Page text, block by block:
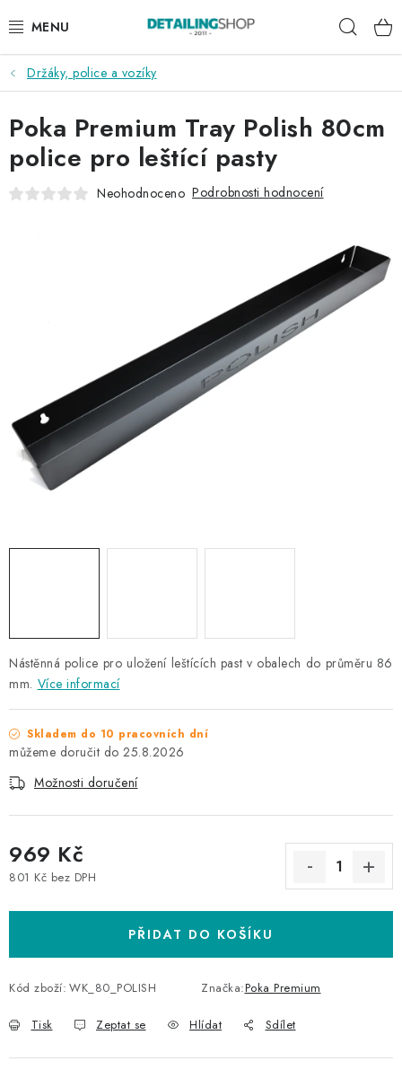
na
AKCE
NOVINKY
EXTERIÉR
NAŠE SLUŽBY
KONTAKTY
PRODÁVANÉ ZNAČKY
BYDLENÍ
Držáky, police a vozíky
Nástěnná police pro uložení leštících past v obalech do průměru 86
mm. Více informací
Skladem do 10 pracovních dní
25.8.2026
Možnosti doručení
969 Kč
801 Kč bez DPH
PŘIDAT DO KOŠÍKU
Kód zboží: WK_80_POLISH Značka:Poka Premium
Tisk Zeptat se Hlídat Sdílet
Poka Premium Tray Polish 80cm
police pro leštící pasty
Neohodnoceno Podrobnosti hodnocení